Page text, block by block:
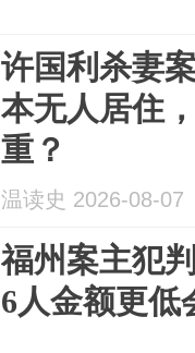
许国利杀妻
本无人居住
重？
温读史 2026-08-07
福州案主犯
6人金额更低